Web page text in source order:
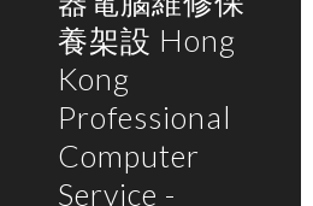
養架設 Hong
Kong
Professional
Computer
Service -